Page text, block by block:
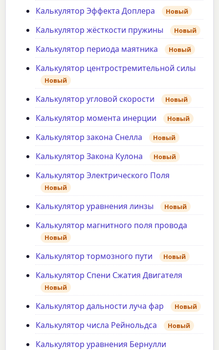
Калькулятор Эффекта Доплера Новый
Калькулятор жёсткости пружины Новый
Калькулятор периода маятника Новый
Калькулятор центростремительной силы
Новый
Калькулятор угловой скорости Новый
Калькулятор момента инерции Новый
Калькулятор закона Снелла Новый
Калькулятор Закона Кулона Новый
Калькулятор Электрического Поля
Новый
Калькулятор уравнения линзы Новый
Калькулятор магнитного поля провода
Новый
Калькулятор тормозного пути Новый
Калькулятор Спени Сжатия Двигателя
Новый
Калькулятор дальности луча фар Новый
Калькулятор числа Рейнольдса Новый
Калькулятор уравнения Бернулли